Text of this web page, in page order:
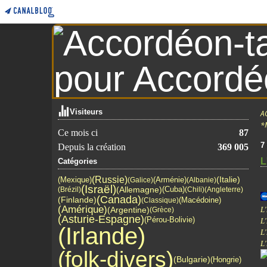
Visiteurs
Ce mois ci
87
Depuis la création
369 005
Catégories
(Mexique)(Russie)(Galice)(Arménie)(Albanie)(Italie)
(Brézil)(Israël)(Allemagne)(Cuba)(Chili)(Angleterre)
(Finlande)(Canada)(Classique)(Macédoine)
(Amérique)(Argentine)(Grèce)
(Asturie-Espagne)(Pérou-Bolivie)
(Irlande)
(folk-divers)(Bulgarie)(Hongrie)
7